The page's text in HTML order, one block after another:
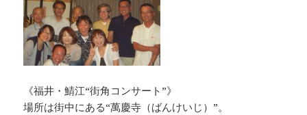
《福井・鯖江“街角コンサート”》
場所は街中にある“萬慶寺（ばんけいじ）”。